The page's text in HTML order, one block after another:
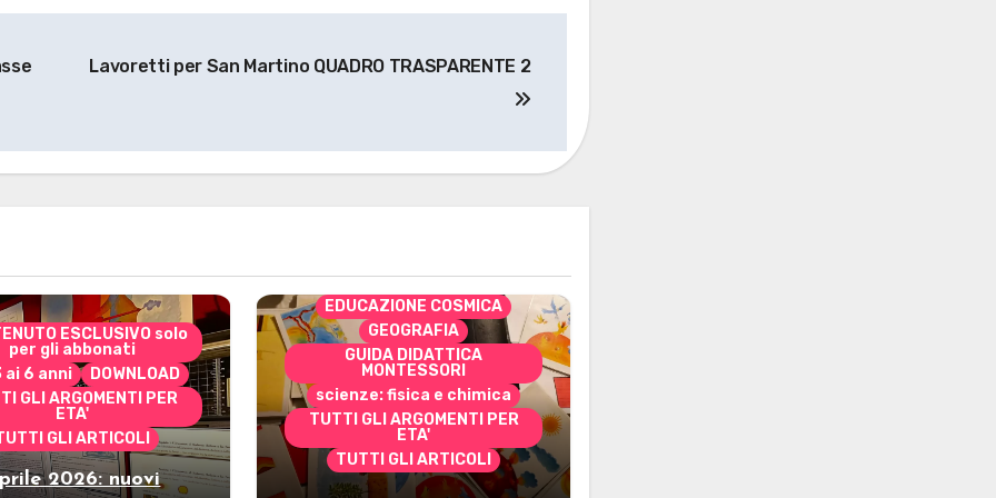
Lavoretti per San Martino QUADRO TRASPARENTE 2
ESCLUSIVO solo
per gli abbonati
ai 6 anni
DOWNLOAD
GLI ARGOMENTI PER
ETA'
GLI ARTICOLI
2026: nuovi
CONTENUTO ESCLUSIVO solo
DOWNLOAD
EDUCAZIONE COSMICA
GEOGRAFIA
GUIDA DIDATTICA
MONTESSORI
scienze: fisica e chimica
TUTTI GLI ARGOMENTI PER
ETA'
TUTTI GLI ARTICOLI